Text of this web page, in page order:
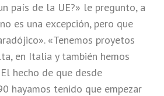
país de la UE?» le pregunto, a
es una excepción, pero que
«Tenemos proyetos
en Italia y también hemos
hecho de que desde
hayamos tenido que empezar